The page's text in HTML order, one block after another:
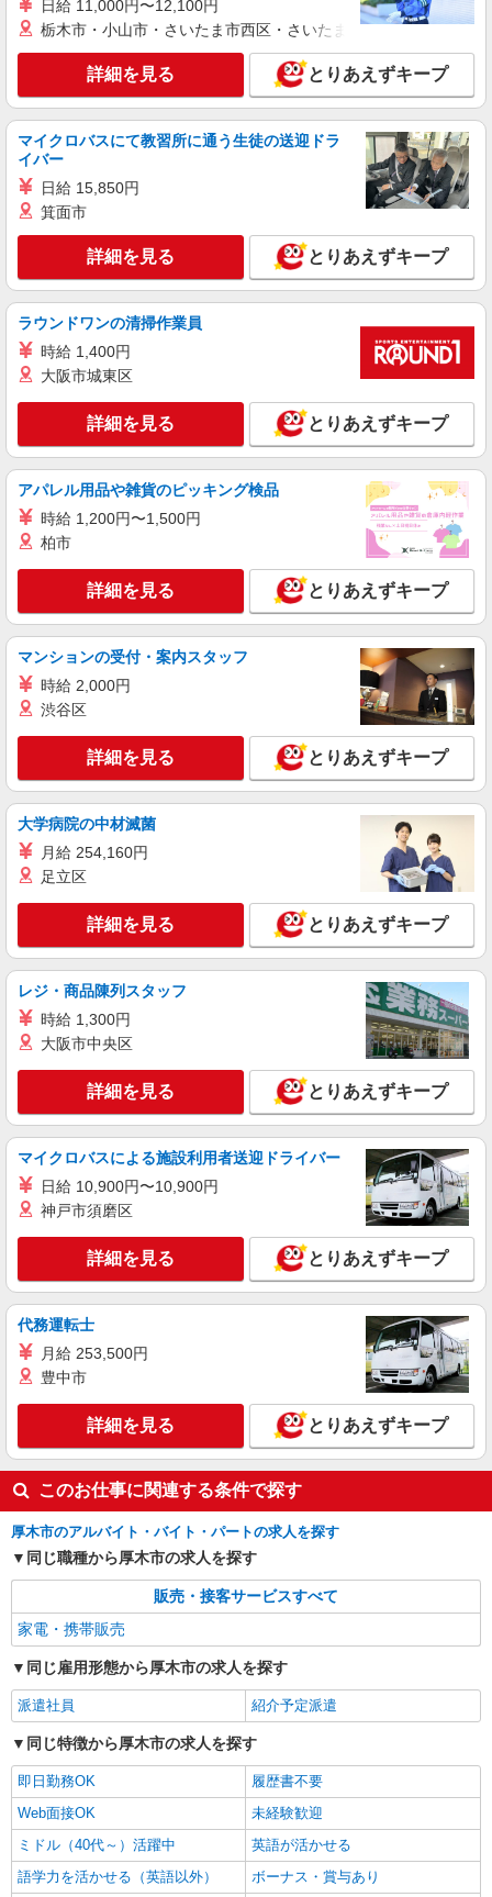
時給1500円 ◆交通費規定支給
キープ 詳細を見る
正社員
株式会社ケーズホールディングス
【2027年新卒採用】接客・販売スタッフ
大・専門卒】 基本給 240,000円 ※上記は2026
年4月実績。 ・各種手当 役職、通勤、時間外、家
族、目標達成、資格 等
※平
均年収570万円 ※平均勤続年数17年以上
店舗名：厚木店 住所：神奈川県厚木市田村町1
番26号 ※入社後は必ず、通勤圏内の店舗へ配属
※入社時の人員状況により、近隣の他店舗へ配属
される可能性がございます。 ※入社数年後は、関
東全域（茨城県、東京都、千葉県、埼玉県、神奈
川県、栃木県、群馬県）及び山梨県内での転居を
キープ 詳細を見る
派遣社員 紹介予定派遣
株式会社シエロ
人気機種に詳しくなれる携帯販売【au】
時給1650円〜 ※残業代支給 ★交通費上限800
円/日 【資格手当制度】 au資格取得で5200〜
11400円/月支給 家電アドバイザー資格をお持ちの
方はグレードに合わせて2500〜5000円/月支給 ※
ールスアドバイザー）に昇格すると16600円/月支
給 ゜+゜・。○。・゜+゜・。○。・゜+゜ 入社祝
い金10万円支給(規定有) お友達を紹介頂くと, イン
センティブ支給(規定有) ★月2回払い・週払い可能
（規程有）★ ゜・。○。・゜+゜・。○。・゜+゜
詳細を見る
ケーズデンキ 厚木店
携帯電話販売・アドバイザースタッフ
賞与あり ※当社規定あり ※アルバイト除
神奈川県厚木市田村町1番26号
キープ 詳細を見る
日給 11,000円〜12,100円
栃木市・小山市・さいたま市西区・さいたま市岩槻区・久喜市・
詳細を見る とりあえずキープ
マイクロバスにて教習所に通う生徒の送迎ドラ
イバー
日給 15,850円
箕面市
詳細を見る とりあえずキープ
ラウンドワンの清掃作業員
時給 1,400円
大阪市城東区
詳細を見る とりあえずキープ
アパレル用品や雑貨のピッキング検品
時給 1,200円〜1,500円
柏市
詳細を見る とりあえずキープ
マンションの受付・案内スタッフ
時給 2,000円
渋谷区
詳細を見る とりあえずキープ
大学病院の中材滅菌
月給 254,160円
足立区
詳細を見る とりあえずキープ
レジ・商品陳列スタッフ
時給 1,300円
大阪市中央区
詳細を見る とりあえずキープ
マイクロバスによる施設利用者送迎ドライバー
日給 10,900円〜10,900円
神戸市須磨区
詳細を見る とりあえずキープ
代務運転士
月給 253,500円
豊中市
詳細を見る とりあえずキープ
このお仕事に関連する条件で探す
厚木市のアルバイト・バイト・パートの求人を探す
同じ職種から厚木市の求人を探す
販売・接客サービスすべて
家電・携帯販売
同じ雇用形態から厚木市の求人を探す
派遣社員 紹介予定派遣
同じ特徴から厚木市の求人を探す
即日勤務OK
履歴書不要
Web面接OK
未経験歓迎
ミドル（40代～）活躍中
英語が活かせる
語学力を活かせる（英語以外）
ボーナス・賞与あり